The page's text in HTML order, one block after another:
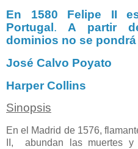
En 1580 Felipe II
Portugal . A partir
dominios no se pondrá
José Calvo Poyato
Harper Collins
Sinopsis
En el Madrid de 1576,
II,
abundan las muertes